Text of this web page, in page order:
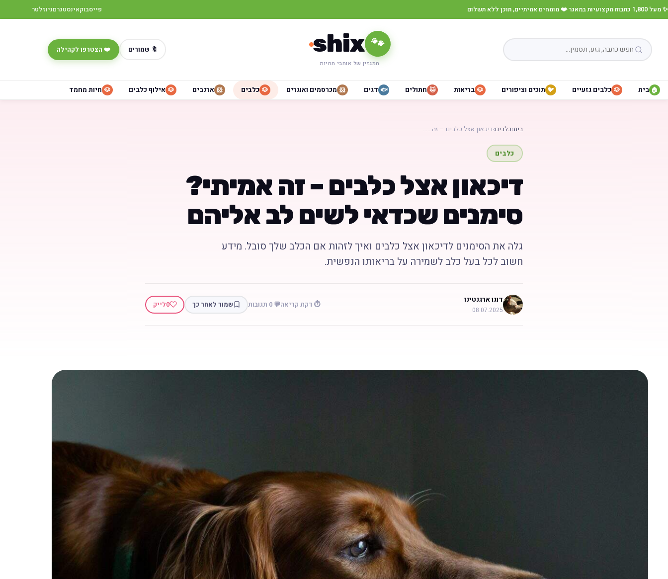
✨ מעל 1,800 כתבות מקצועיות במאגר ·❤️ מומחים אמיתיים, תוכן ללא תשלום פייסבוקאינסטגרםניוזלטר
🐾
shix
המגזין של אוהבי החיות
🔖 שמורים ❤️ הצטרפו לקהילה
🏠 בית 🐶 כלבים גזעיים 🐦 תוכים וציפורים 🐶 בריאות 🐱 חתולים 🐟 דגים 🐹 מכרסמים ואוגרים 🐶 כלבים 🐹 ארנבים 🐶 אילוף כלבים 🐶 חיות מחמד
בית›כלבים›דיכאון אצל כלבים – זה……
כלבים
דיכאון אצל כלבים – זה אמיתי?
סימנים שכדאי לשים לב אליהם
גלה את הסימנים לדיכאון אצל כלבים ואיך לזהות אם הכלב שלך סובל. מידע
חשוב לכל בעל כלב לשמירה על בריאותו הנפשית.
דוגו ארגנטינו
08.07.2025
⏱️ דקת קריאה💬 0 תגובות שמור לאחר כך 0לייק